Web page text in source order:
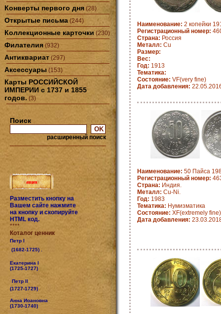
Конверты первого дня (28)
Открытые письма (244)
Коллекционные карточки(230)
Филателия (932)
Антиквариат (297)
Аксессуары (153)
Карты РОССИЙСКОЙ
ИМПЕРИИ с 1737 и 1855
годов. (3)
Поиск
расширенный поиск
Разместить кнопку на
Вашем сайте нажмите
на кнопку и скопируйте
HTML код.
****
Коталог ценник
Петр I
(1682-1725) .
Екатерина I
(1725-1727)
Петр II
(1727-1729)
Анна Иоановна
(1730-1740)
Наименование: 2 копейки
Регистрационный номер:
Страна: Россия
Металл: Cu
Размер:
Вес:
Год: 1913
Тематика:
Состояние: VF(very fine)
Дата добавления:
Наименование: 50 Пайса
Регистрационный номер:
Страна: Индия.
Металл: Cu-Ni.
Год: 1983
Тематика: Нумизматика
Состояние: XF(extremely fine)
Дата добавления: